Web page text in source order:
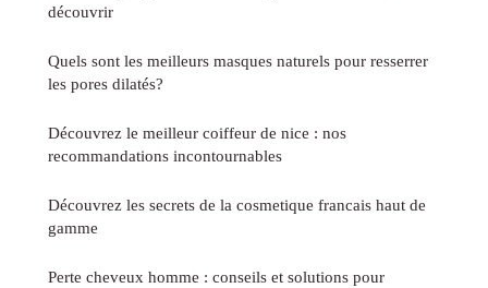
découvrir
Quels sont les meilleurs masques naturels pour resserrer
les pores dilatés?
Découvrez le meilleur coiffeur de nice : nos
recommandations incontournables
Découvrez les secrets de la cosmetique francais haut de
gamme
Perte cheveux homme : conseils et solutions pour